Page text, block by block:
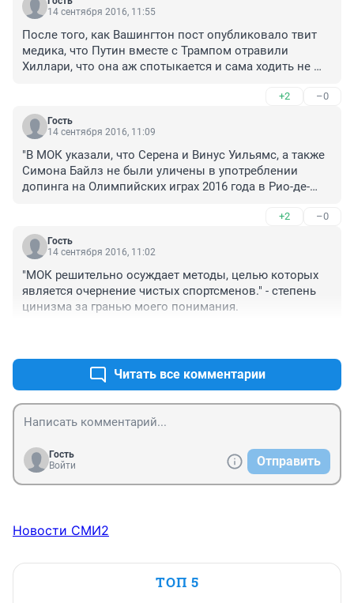
14 сентября 2016, 11:55
После того, как Вашингтон пост опубликовало твит
медика, что Путин вместе с Трампом отравили
Хиллари, что она аж спотыкается и сама ходить не
+2 –0
Гость
14 сентября 2016, 11:09
"В МОК указали, что Серена и Винус Уильямс, а также
Симона Байлз не были уличены в употреблении
допинга на Олимпийских играх 2016 года в Рио-де-
Да сразу видно, на одних отрубях сидят.
+2 –0
Гость
14 сентября 2016, 11:02
"МОК решительно осуждает методы, целью которых
является очернение чистых спортсменов." - степень
цинизма за гранью моего понимания.
Читать все комментарии
Гость
Войти
Отправить
Новости СМИ2
ТОП 5